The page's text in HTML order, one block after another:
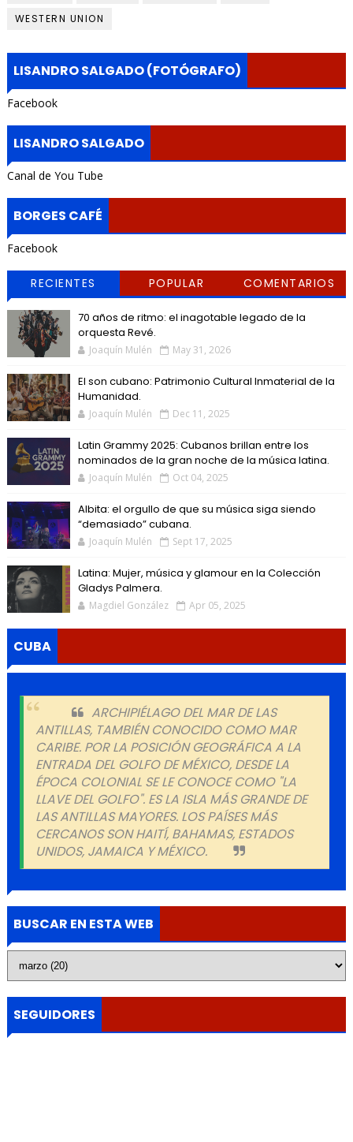
WESTERN UNION
LISANDRO SALGADO (FOTÓGRAFO)
Facebook
LISANDRO SALGADO
Canal de You Tube
BORGES CAFÉ
Facebook
RECIENTES POPULAR COMENTARIOS
70 años de ritmo: el inagotable legado de la
orquesta Revé.
Joaquín Mulén May 31, 2026
El son cubano: Patrimonio Cultural Inmaterial de la
Humanidad.
Joaquín Mulén Dec 11, 2025
Latin Grammy 2025: Cubanos brillan entre los
nominados de la gran noche de la música latina.
Joaquín Mulén Oct 04, 2025
Albita: el orgullo de que su música siga siendo
“demasiado” cubana.
Joaquín Mulén Sept 17, 2025
Latina: Mujer, música y glamour en la Colección
Gladys Palmera.
Magdiel González Apr 05, 2025
CUBA
ARCHIPIÉLAGO DEL MAR DE LAS
ANTILLAS, TAMBIÉN CONOCIDO COMO MAR
CARIBE. POR LA POSICIÓN GEOGRÁFICA A LA
ENTRADA DEL GOLFO DE MÉXICO, DESDE LA
ÉPOCA COLONIAL SE LE CONOCE COMO "LA
LLAVE DEL GOLFO". ES LA ISLA MÁS GRANDE DE
LAS ANTILLAS MAYORES. LOS PAÍSES MÁS
CERCANOS SON HAITÍ, BAHAMAS, ESTADOS
UNIDOS, JAMAICA Y MÉXICO.
BUSCAR EN ESTA WEB
SEGUIDORES